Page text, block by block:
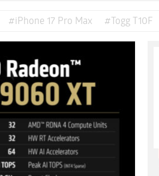
#iPhone 17 Pro Max #Togg T10F